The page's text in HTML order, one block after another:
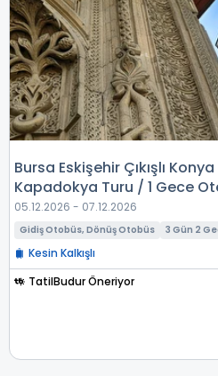
Bursa Eskişehir Çıkışlı
Kapadokya Turu / 1 Gece
05.12.2026 - 07.12.2026
Gidiş Otobüs, Dönüş Otobüs 3 Gün 2
Kesin Kalkışlı
TatilBudur Öneriyor